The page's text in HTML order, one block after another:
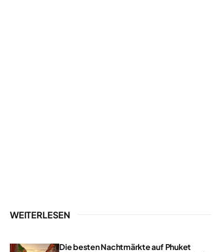
WEITERLESEN
Die besten Nachtmärkte auf Phuket